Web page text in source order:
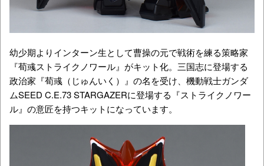
幼少期よりインターン生として曹操の元で戦術を練る策略家
『荀彧ストライクノワール』がキット化。三国志に登場する
政治家『荀彧（じゅんいく）』の名を受け、機動戦士ガンダ
ムSEED C.E.73 STARGAZERに登場する『ストライクノワー
ル』の意匠を持つキットになっています。